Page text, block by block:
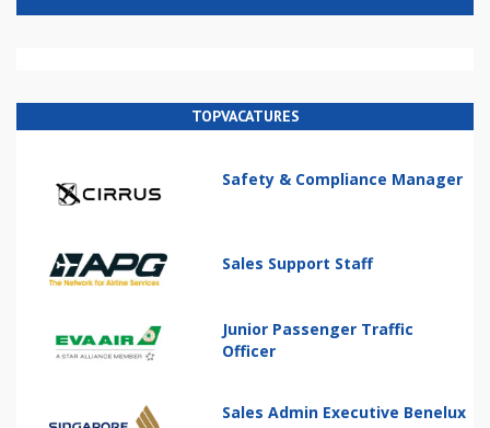
TOPVACATURES
Safety & Compliance Manager
Sales Support Staff
Junior Passenger Traffic
Officer
Sales Admin Executive Benelux